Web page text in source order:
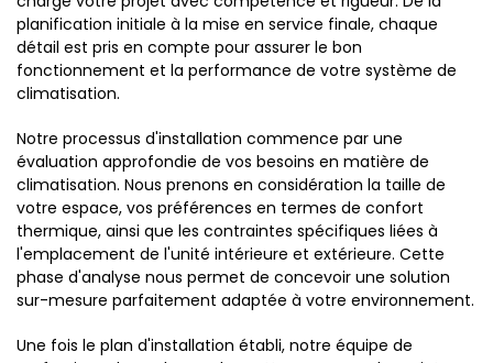
planification initiale à la mise en service finale, chaque
détail est pris en compte pour assurer le bon
fonctionnement et la performance de votre système de
climatisation.
Notre processus d'installation commence par une
évaluation approfondie de vos besoins en matière de
climatisation. Nous prenons en considération la taille de
votre espace, vos préférences en termes de confort
thermique, ainsi que les contraintes spécifiques liées à
l'emplacement de l'unité intérieure et extérieure. Cette
phase d'analyse nous permet de concevoir une solution
sur-mesure parfaitement adaptée à votre environnement.
Une fois le plan d'installation établi, notre équipe de